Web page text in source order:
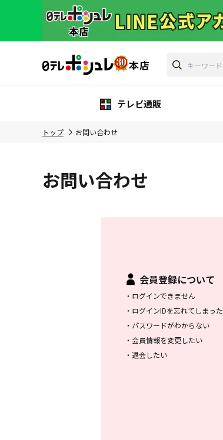
テレビ通販
トップ お問い合わせ
お問い合わせ
会員登録について
・ ログインできません
・ ログインIDを忘れてしまった
・ パスワードがわからない
・ 会員情報を変更したい
・ 退会したい